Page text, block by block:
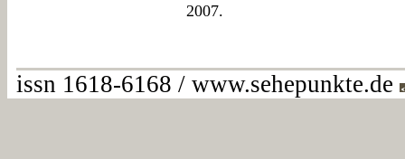
2007.
issn 1618-6168 / www.sehepunkte.de